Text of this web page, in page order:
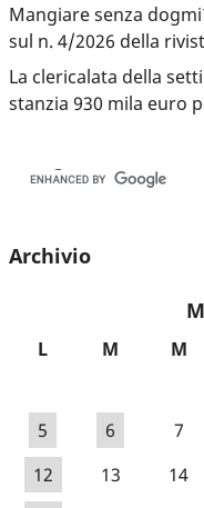
Mangiare senza
sul n. 4/2026 della
La clericalata della
stanzia 930 mila euro
Archivio
L M M
5
6 7
12
13 14